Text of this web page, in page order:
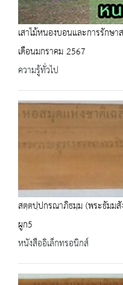
เสาไม้หนองบอนและการรักษ
เดือนมกราคม 2567
ความรู้ทั่วไป
สตฺตปฺปกรณาภิธมฺม (พระธัมม
ผูก5
หนังสืออิเล็กทรอนิกส์